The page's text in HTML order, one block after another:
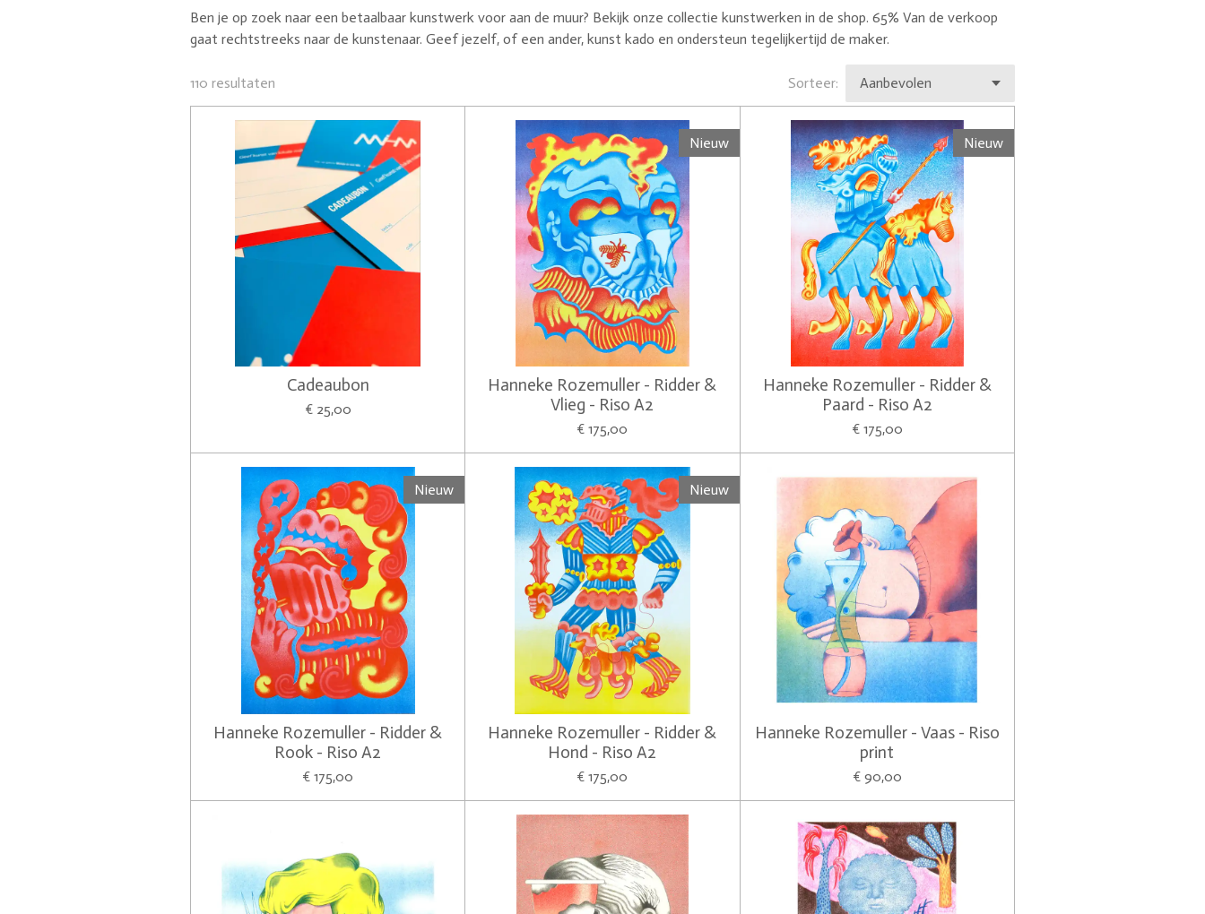
Ben je op zoek naar een betaalbaar kunstwerk voor aan de muur? Bekijk onze collectie kunstwerken in de shop. 65% Van de verkoop
gaat rechtstreeks naar de kunstenaar. Geef jezelf, of een ander, kunst kado en ondersteun tegelijkertijd de maker.
110 resultaten Sorteer:
Cadeaubon
€ 25,00
Nieuw
Hanneke Rozemuller - Ridder &
Vlieg - Riso A2
€ 175,00
Nieuw
Hanneke Rozemuller - Ridder &
Paard - Riso A2
€ 175,00
Nieuw
Hanneke Rozemuller - Ridder &
Rook - Riso A2
€ 175,00
Nieuw
Hanneke Rozemuller - Ridder &
Hond - Riso A2
€ 175,00
Hanneke Rozemuller - Vaas - Riso
print
€ 90,00